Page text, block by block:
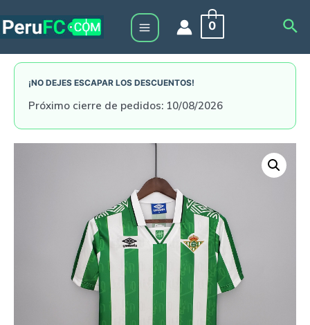
to
Main
Menu
0
¡NO DEJES ESCAPAR LOS DESCUENTOS!
Próximo cierre de pedidos: 10/08/2026